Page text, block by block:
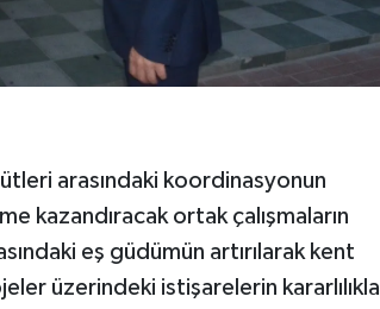
arasındaki koordinasyonun
kazandıracak ortak çalışmaların
eş güdümün artırılarak kent
üzerindeki istişarelerin kararlılıkla